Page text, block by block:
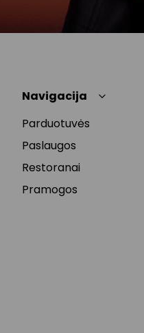
Navigacija
Parduotuvės
Paslaugos
Restoranai
Pramogos